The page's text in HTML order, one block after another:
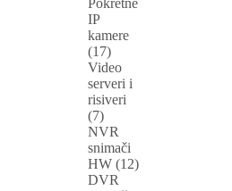
Pokretne
IP
kamere
(17)
Video
serveri i
risiveri
(7)
NVR
snimači
HW (12)
DVR